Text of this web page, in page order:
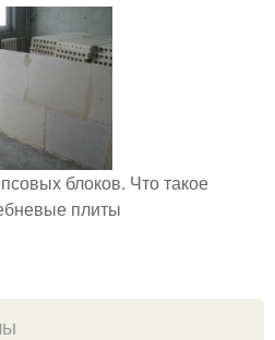
блоков. Что такое
плиты